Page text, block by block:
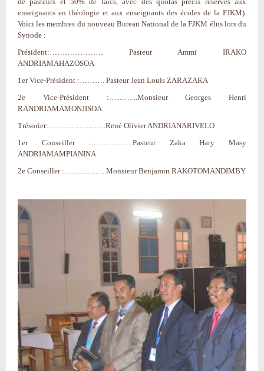
enseignants en théologie et aux enseignants des écoles de la FJKM).
Voici les membres du nouveau Bureau National de la FJKM élus lors du
Synode :
Président:………………… Pasteur Ammi IRAKO
ANDRIAMAHAZOSOA
1er Vice-Président :………. Pasteur Jean Louis ZARAZAKA
2e Vice-Président :………...Monsieur Georges Henri
RANDRIAMAMONJISOA
Trésorier:…………………..René Olivier ANDRIANARIVELO
1er Conseiller :……………..Pasteur Zaka Hary Masy
ANDRIAMAMPIANINA
2e Conseiller :……………..Monsieur Benjamin RAKOTOMANDIMBY